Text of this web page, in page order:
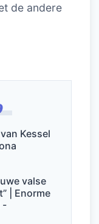
Kessel
valse
| Enorme
-
de andere